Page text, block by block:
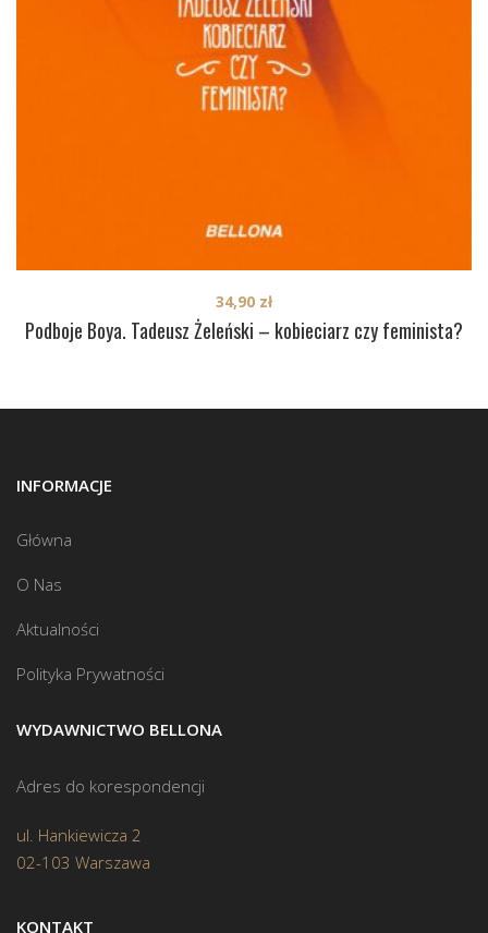
Podboje Boya. Tadeusz Żeleński – kobieciarz czy feminista?
34,90 zł
INFORMACJE
Główna
O Nas
Aktualności
Polityka Prywatności
WYDAWNICTWO BELLONA
Adres do korespondencji
ul. Hankiewicza 2
02-103 Warszawa
KONTAKT